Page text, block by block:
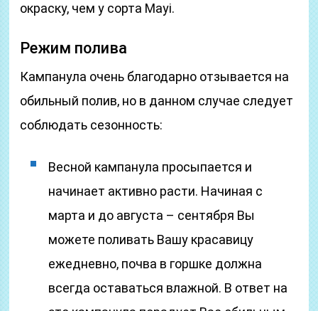
окраску, чем у сорта Mayi.
Режим полива
Кампанула очень благодарно отзывается на
обильный полив, но в данном случае следует
соблюдать сезонность:
Весной кампанула просыпается и
начинает активно расти. Начиная с
марта и до августа – сентября Вы
можете поливать Вашу красавицу
ежедневно, почва в горшке должна
всегда оставаться влажной. В ответ на